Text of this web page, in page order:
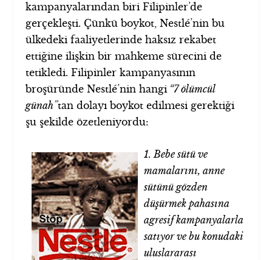
kampanyalarından biri Filipinler’de
gerçekleşti. Çünkü boykot, Nestlé’nin bu
ülkedeki faaliyetlerinde haksız rekabet
ettiğine ilişkin bir mahkeme sürecini de
tetikledi. Filipinler kampanyasının
broşüründe Nestlé’nin hangi“7 ölümcül
günah”tan dolayı boykot edilmesi gerektiği
şu şekilde özetleniyordu:
1. Bebe sütü ve
mamalarını, anne
sütünü gözden
düşürmek pahasına
agresif kampanyalarla
satıyor ve bu konudaki
uluslararası